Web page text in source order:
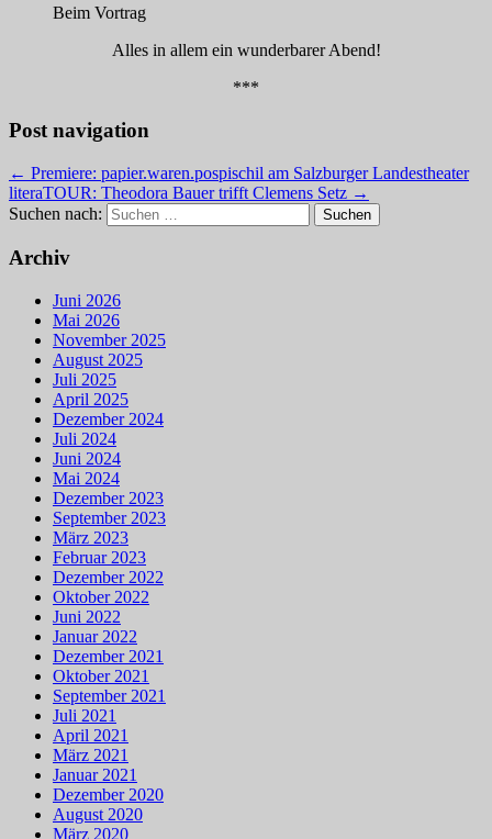
Beim Vortrag
Alles in allem ein wunderbarer Abend!
***
Post navigation
← Premiere: papier.waren.pospischil am Salzburger Landestheater
literaTOUR: Theodora Bauer trifft Clemens Setz →
Suchen nach:
Archiv
Juni 2026
Mai 2026
November 2025
August 2025
Juli 2025
April 2025
Dezember 2024
Juli 2024
Juni 2024
Mai 2024
Dezember 2023
September 2023
März 2023
Februar 2023
Dezember 2022
Oktober 2022
Juni 2022
Januar 2022
Dezember 2021
Oktober 2021
September 2021
Juli 2021
April 2021
März 2021
Januar 2021
Dezember 2020
August 2020
März 2020